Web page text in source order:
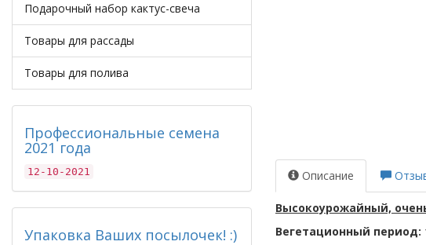
Подарочный набор кактус-свеча
Товары для рассады
Товары для полива
Профессиональные семена
2021 года
12-10-2021
Упаковка Ваших посылочек! :)
Описание
Высокоурожайный,
Вегетационный